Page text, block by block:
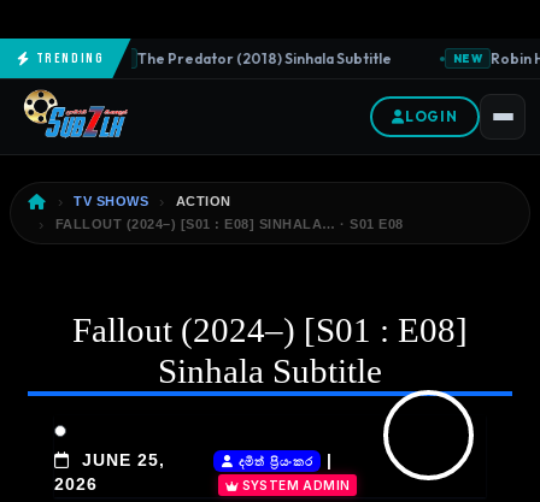
TrendingNEW The Predator (2018) Sinhala Subtitle NEW Robin
LOGIN
TV SHOWS
ACTION
FALLOUT (2024–) [S01 : E08] SINHALA… · S01 E08
Fallout (2024–) [S01 : E08]
Sinhala Subtitle
JUNE 25,
2026
දමිත් ප්‍රියංකර
SYSTEM ADMIN